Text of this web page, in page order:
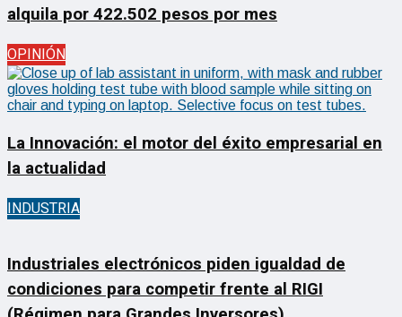
alquila por 422.502 pesos por mes
OPINIÓN
La Innovación: el motor del éxito empresarial en
la actualidad
INDUSTRIA
Industriales electrónicos piden igualdad de
condiciones para competir frente al RIGI